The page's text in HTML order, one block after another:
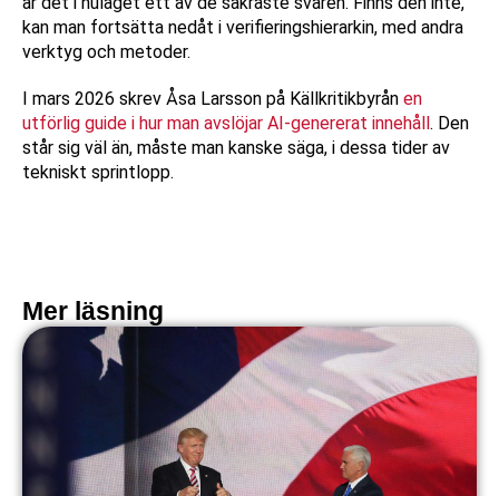
kan man fortsätta nedåt i verifieringshierarkin, med andra
verktyg och metoder.
I mars 2026 skrev Åsa Larsson på Källkritikbyrån en
utförlig guide i hur man avslöjar AI-genererat innehåll. Den
står sig väl än, måste man kanske säga, i dessa tider av
tekniskt sprintlopp.
Mer läsning